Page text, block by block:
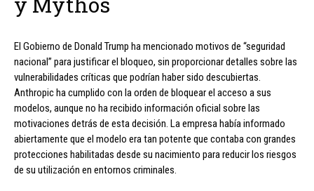
El Gobierno de Donald Trump ha mencionado motivos de “seguridad
nacional” para justificar el bloqueo, sin proporcionar detalles sobre las
vulnerabilidades críticas que podrían haber sido descubiertas.
Anthropic ha cumplido con la orden de bloquear el acceso a sus
modelos, aunque no ha recibido información oficial sobre las
motivaciones detrás de esta decisión. La empresa había informado
abiertamente que el modelo era tan potente que contaba con grandes
protecciones habilitadas desde su nacimiento para reducir los riesgos
de su utilización en entornos criminales.